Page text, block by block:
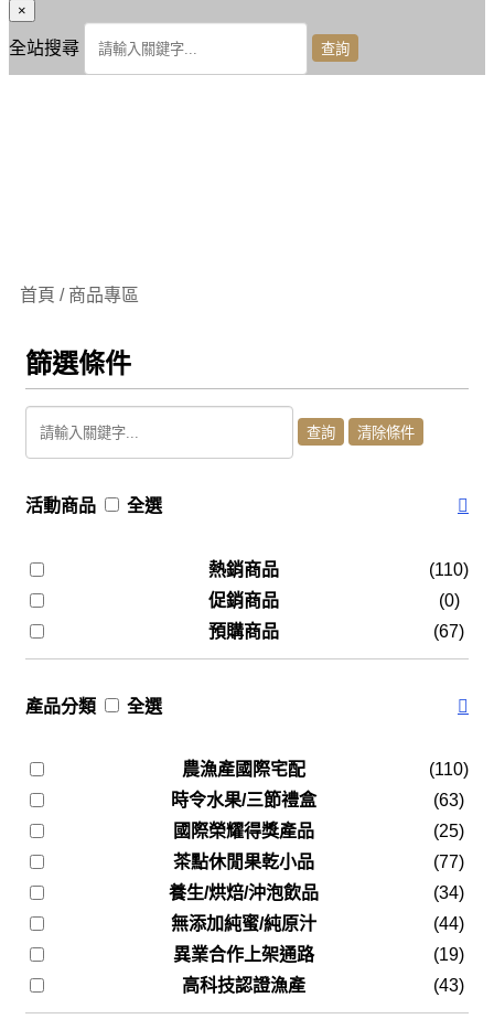
×
全站搜尋
首頁 / 商品專區
篩選條件
活動商品 全選
熱銷商品
(110)
促銷商品
(0)
預購商品
(67)
產品分類 全選
農漁產國際宅配
(110)
時令水果/三節禮盒
(63)
國際榮耀得獎產品
(25)
茶點休閒果乾小品
(77)
養生/烘焙/沖泡飲品
(34)
無添加純蜜/純原汁
(44)
異業合作上架通路
(19)
高科技認證漁產
(43)